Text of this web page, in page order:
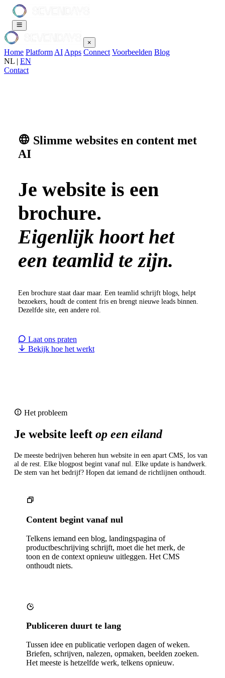
×
Home Platform AI Apps Connect Voorbeelden Blog
NL | EN
Contact
Slimme websites en content met
AI
Je website is een
brochure.
Eigenlijk hoort het
een teamlid te zijn.
Een brochure staat daar maar. Een teamlid schrijft blogs, helpt
bezoekers, houdt de content fris en brengt nieuwe leads binnen.
Dezelfde site, een andere rol.
Laat ons praten
Bekijk hoe het werkt
Het probleem
Je website leeft op een eiland
De meeste bedrijven beheren hun website in een apart CMS, los van
al de rest. Elke blogpost begint vanaf nul. Elke update is handwerk.
De stem van het bedrijf? Hopen dat iemand de richtlijnen onthoudt.
Content begint vanaf nul
Telkens iemand een blog, landingspagina of
productbeschrijving schrijft, moet die het merk, de
toon en de context opnieuw uitleggen. Het CMS
onthoudt niets.
Publiceren duurt te lang
Tussen idee en publicatie verlopen dagen of weken.
Briefen, schrijven, nalezen, opmaken, beelden zoeken.
Het meeste is hetzelfde werk, telkens opnieuw.